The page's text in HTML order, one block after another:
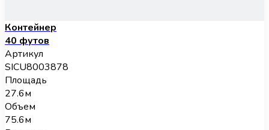
Контейнер
40 футов
Артикул
SICU8003878
Площадь
27.6м
Объем
75.6м